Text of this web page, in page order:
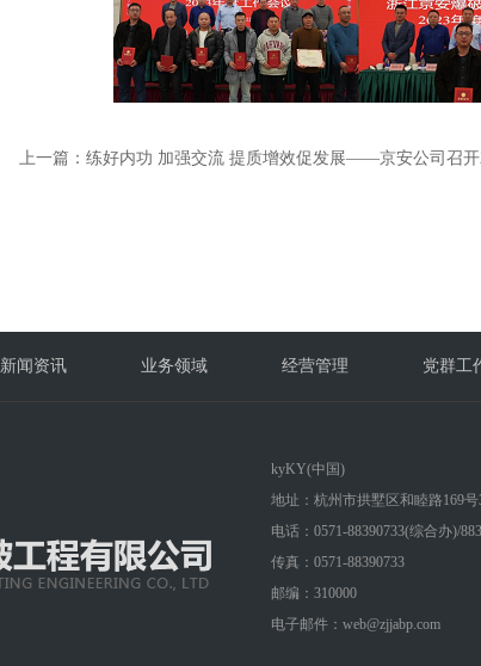
上一篇： 练好内功 加强交流 提质增效促发展——京安公司召开
新闻资讯 业务领域 经营管理 党群工
kyKY(中国)
地址：杭州市拱墅区和睦路169号
电话：0571-88390733(综合办)/
传真：0571-88390733
邮编：310000
电子邮件：web@zjjabp.com